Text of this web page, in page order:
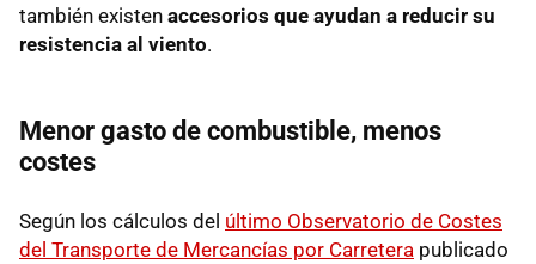
también existen accesorios que ayudan a reducir su
resistencia al viento.
Menor gasto de combustible, menos
costes
Según los cálculos del último Observatorio de Costes
del Transporte de Mercancías por Carretera publicado